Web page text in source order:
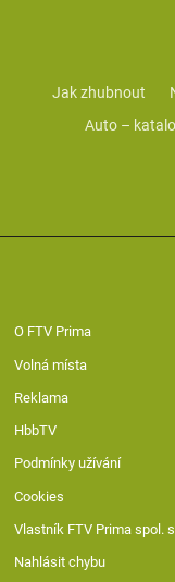
Jak zhubnout
Auto –
O FTV Prima
Volná místa
Reklama
HbbTV
Podmínky užívání
Cookies
Vlastník FTV Prima spol. s
Nahlásit chybu